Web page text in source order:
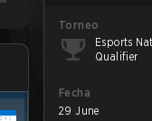
Torneo
Esports
Qualifier
Fecha
29 June